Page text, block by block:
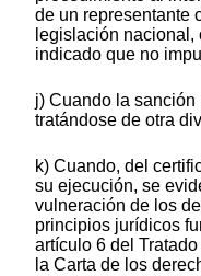
de un representante
legislación
indicado que no
j) Cuando la sanción
tratándose de otra
k) Cuando, del
su ejecución, se
vulneración de los
principios jurídicos
artículo 6 del
la Carta de los